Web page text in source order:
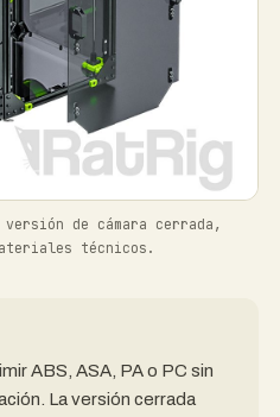
de cámara cerrada,
técnicos.
ABS, ASA, PA o PC sin
La versión cerrada